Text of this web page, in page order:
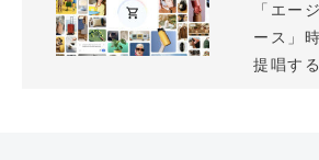
「エー
ース」
提唱す